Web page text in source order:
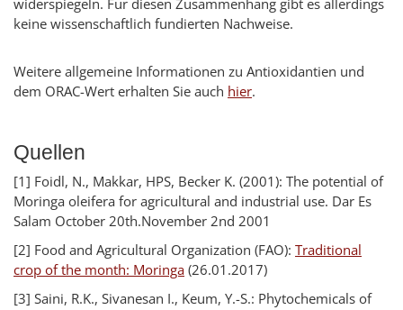
keine wissenschaftlich fundierten Nachweise.
Weitere allgemeine Informationen zu Antioxidantien und
dem ORAC-Wert erhalten Sie auch hier.
Quellen
[1] Foidl, N., Makkar, HPS, Becker K. (2001): The potential of
Moringa oleifera for agricultural and industrial use. Dar Es
Salam October 20th.November 2nd 2001
[2] Food and Agricultural Organization (FAO): Traditional
crop of the month: Moringa (26.01.2017)
[3] Saini, R.K., Sivanesan I., Keum, Y.-S.: Phytochemicals of